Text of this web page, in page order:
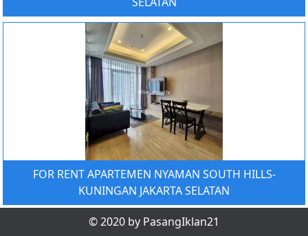
FOR RENT APARTEMEN NYAMAN SOUTH HILLS-
KUNINGAN JAKARTA SELATAN
© 2020 by PasangIklan21